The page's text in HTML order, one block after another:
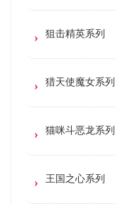
狙击精英系列
猎天使魔女系列
猫咪斗恶龙系列
王国之心系列